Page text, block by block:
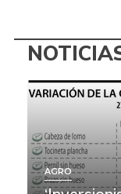
AGRO